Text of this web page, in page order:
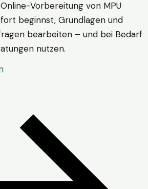
Vorbereitung von MPU
beginnst, Grundlagen und
bearbeiten – und bei Bedarf
nutzen.